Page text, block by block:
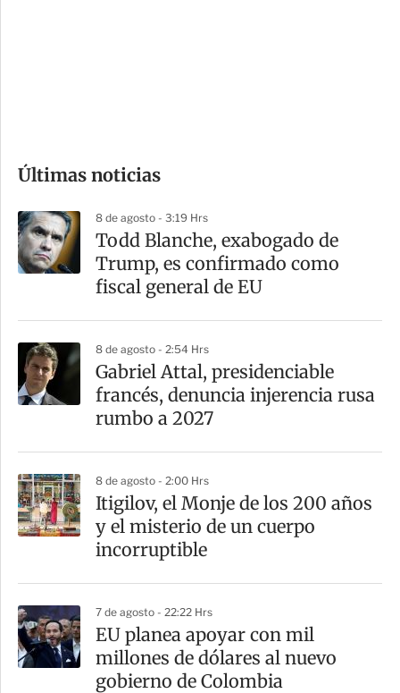
m
a
r
t
Últimas noticias
8 de agosto - 3:19 Hrs
Todd Blanche, exabogado de
Trump, es confirmado como
fiscal general de EU
8 de agosto - 2:54 Hrs
Gabriel Attal, presidenciable
francés, denuncia injerencia rusa
rumbo a 2027
8 de agosto - 2:00 Hrs
Itigilov, el Monje de los 200 años
y el misterio de un cuerpo
incorruptible
7 de agosto - 22:22 Hrs
EU planea apoyar con mil
millones de dólares al nuevo
gobierno de Colombia